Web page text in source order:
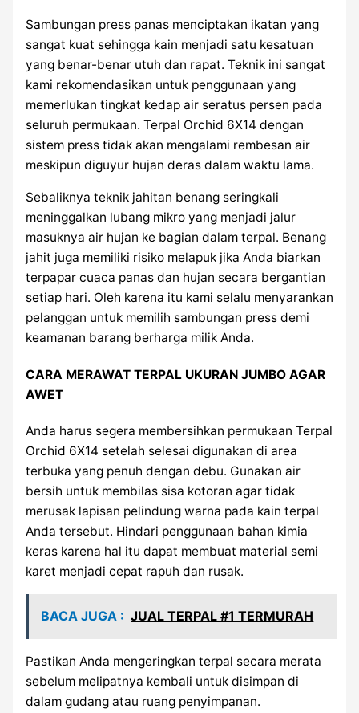
Sambungan press panas menciptakan ikatan yang
sangat kuat sehingga kain menjadi satu kesatuan
yang benar-benar utuh dan rapat. Teknik ini sangat
kami rekomendasikan untuk penggunaan yang
memerlukan tingkat kedap air seratus persen pada
seluruh permukaan. Terpal Orchid 6X14 dengan
sistem press tidak akan mengalami rembesan air
meskipun diguyur hujan deras dalam waktu lama.
Sebaliknya teknik jahitan benang seringkali
meninggalkan lubang mikro yang menjadi jalur
masuknya air hujan ke bagian dalam terpal. Benang
jahit juga memiliki risiko melapuk jika Anda biarkan
terpapar cuaca panas dan hujan secara bergantian
setiap hari. Oleh karena itu kami selalu menyarankan
pelanggan untuk memilih sambungan press demi
keamanan barang berharga milik Anda.
CARA MERAWAT TERPAL UKURAN JUMBO AGAR
AWET
Anda harus segera membersihkan permukaan Terpal
Orchid 6X14 setelah selesai digunakan di area
terbuka yang penuh dengan debu. Gunakan air
bersih untuk membilas sisa kotoran agar tidak
merusak lapisan pelindung warna pada kain terpal
Anda tersebut. Hindari penggunaan bahan kimia
keras karena hal itu dapat membuat material semi
karet menjadi cepat rapuh dan rusak.
BACA JUGA : JUAL TERPAL #1 TERMURAH
Pastikan Anda mengeringkan terpal secara merata
sebelum melipatnya kembali untuk disimpan di
dalam gudang atau ruang penyimpanan.